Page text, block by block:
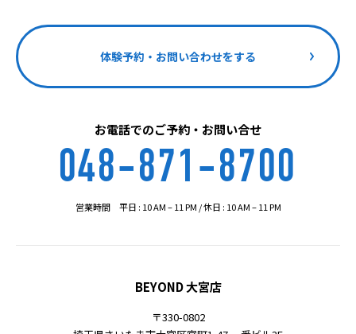
体験予約・お問い合わせをする
お電話でのご予約・お問い合せ
048-871-8700
営業時間 平日 : 10 AM – 11 PM / 休日 : 10 AM – 11 PM
BEYOND 大宮店
〒330-0802